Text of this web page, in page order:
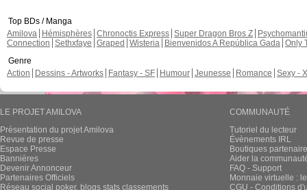
Top BDs / Manga
Amilova
Hémisphères Chronoctis Express Super Dragon Bros Z
Connection Sethxfaye Graped Wisteria Bienvenidos A República Gada Only
Genre
Action
Dessins - Artworks Fantasy - SF Humour Jeunesse Romance Sexy -
LE PROJET AMILOVA
Présentation du projet Amilova
Revue de presse
Espace Presse
Bannières
Devenir Annonceur
Partenaires Officiels
Réseau social poker, blogs stats classements
COMMUNAUTÉ
Tutoriel du lecteur
Évènements IRL
Boutiques
Aider la
FAQ - Support
Monnaie virtuelle :
CGU - Conditions